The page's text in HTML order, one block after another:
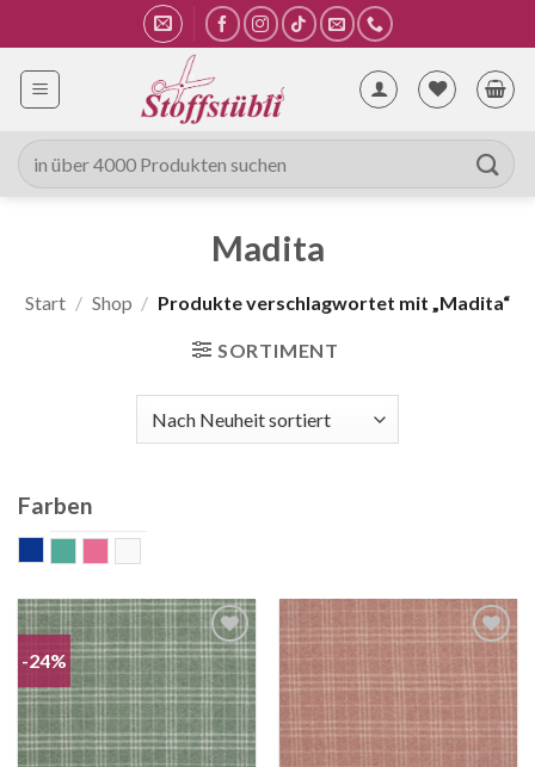
Inhalt
springen
Suche
nach:
Madita
Start / Shop / Produkte verschlagwortet mit „Madita“
SORTIMENT
Farben
-24%
Auf die
Wunschliste
Auf die
Wunschliste